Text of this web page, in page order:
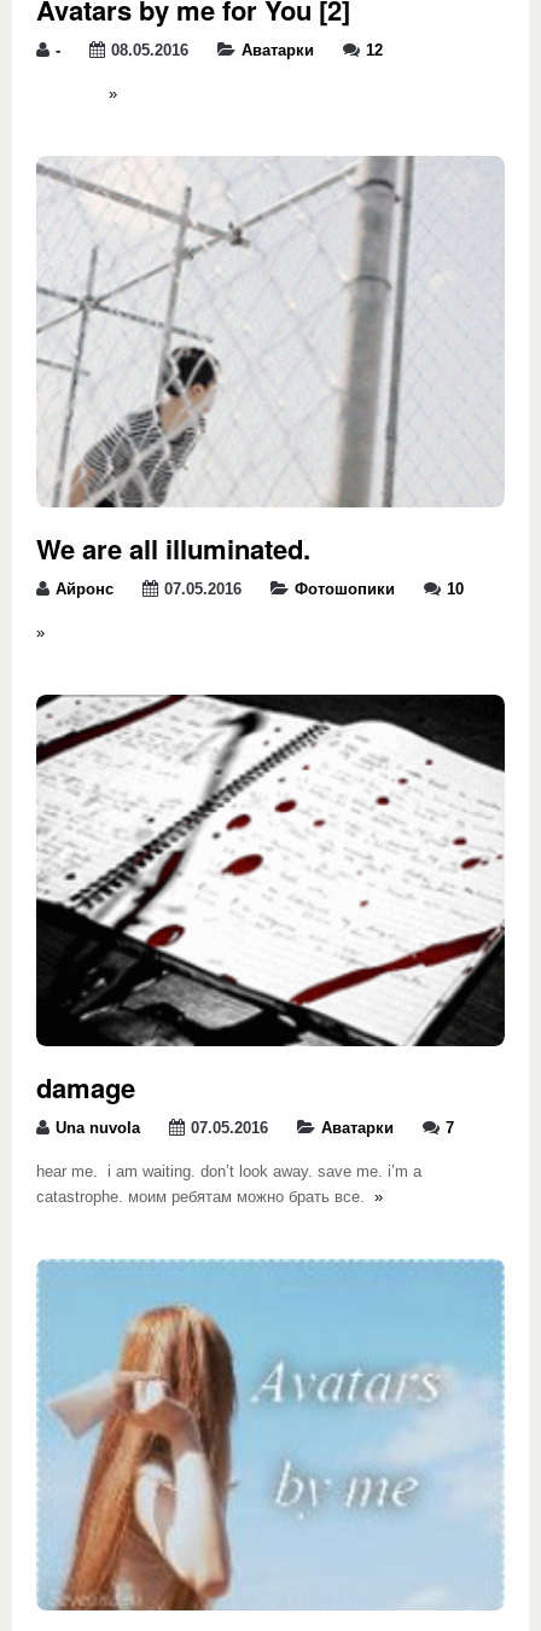
Avatars by me for You [2]
- 08.05.2016 Аватарки 12
»
We are all illuminated.
Айронс 07.05.2016 Фотошопики 10
»
damage
Una nuvola 07.05.2016 Аватарки 7
hear me. i am waiting. don’t look away. save me. i’m a
catastrophe. моим ребятам можно брать все. »